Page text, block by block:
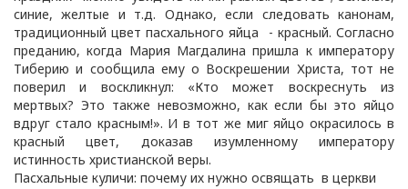
синие, желтые и т.д. Однако, если следовать канонам,
традиционный цвет пасхального яйца - красный. Согласно
преданию, когда Мария Магдалина пришла к императору
Тиберию и сообщила ему о Воскрешении Христа, тот не
поверил и воскликнул: «Кто может воскреснуть из
мертвых? Это также невозможно, как если бы это яйцо
вдруг стало красным!». И в тот же миг яйцо окрасилось в
красный цвет, доказав изумленному императору
истинность христианской веры.
Пасхальные куличи: почему их нужно освящать в церкви